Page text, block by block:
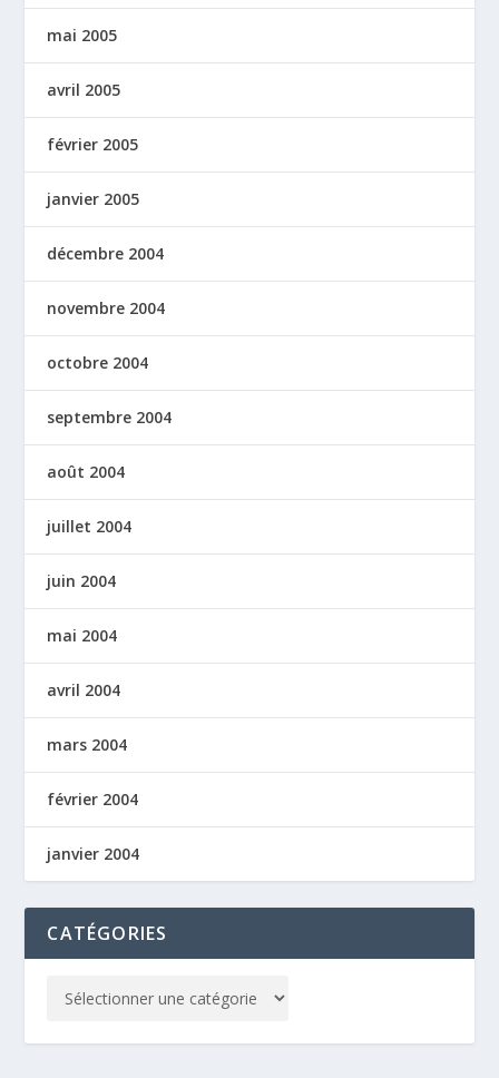
mai 2005
avril 2005
février 2005
janvier 2005
décembre 2004
novembre 2004
octobre 2004
septembre 2004
août 2004
juillet 2004
juin 2004
mai 2004
avril 2004
mars 2004
février 2004
janvier 2004
CATÉGORIES